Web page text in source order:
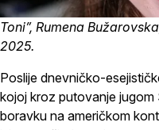
Toni”, Rumena
2025.
Poslije dnevničko-
kojoj kroz putovanje
boravku na američkom